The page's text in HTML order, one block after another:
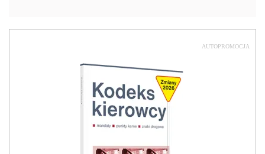
AUTOPROMOCJA